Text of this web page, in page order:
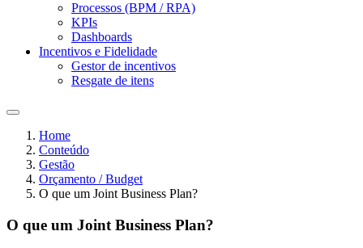
Processos (BPM / RPA)
KPIs
Dashboards
Incentivos e Fidelidade
Gestor de incentivos
Resgate de itens
Home
Conteúdo
Gestão
Orçamento / Budget
O que um Joint Business Plan?
O que um Joint Business Plan?